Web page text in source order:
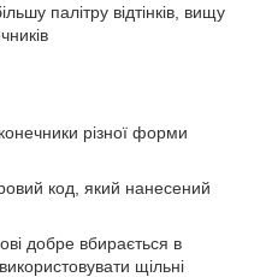
палітру відтінків, вищу
різної форми
код, який нанесений
добре вбирається в
щільні